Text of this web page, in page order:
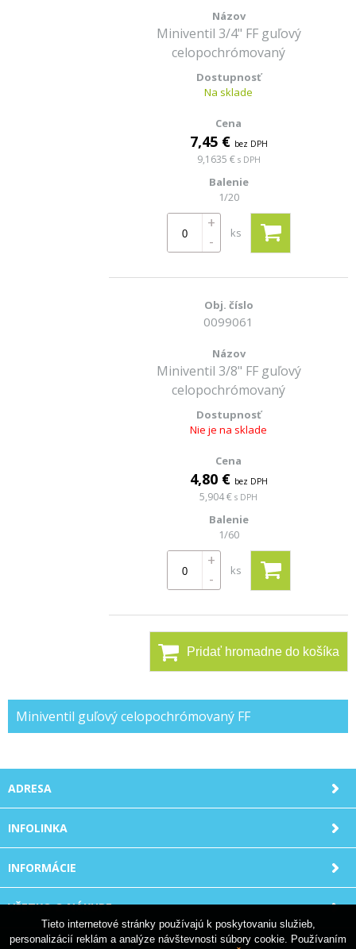
Miniventil 3/4" FF guľový
celopochrómovaný
Na sklade
7,45 € bez DPH
9,1635 € s DPH
1/20
+
-
ks
0099061
Miniventil 3/8" FF guľový
celopochrómovaný
Nie je na sklade
4,80 € bez DPH
5,904 € s DPH
1/60
+
-
ks
Pridať hromadne do košíka
Miniventil guľový celopochrómovaný FF
ADRESA
INFOLINKA
INFORMÁCIE
VŠETKO O NÁKUPE
Tieto internetové stránky používajú k poskytovaniu služieb,
personalizácií reklám a analýze návštevnosti súbory cookie. Používaním